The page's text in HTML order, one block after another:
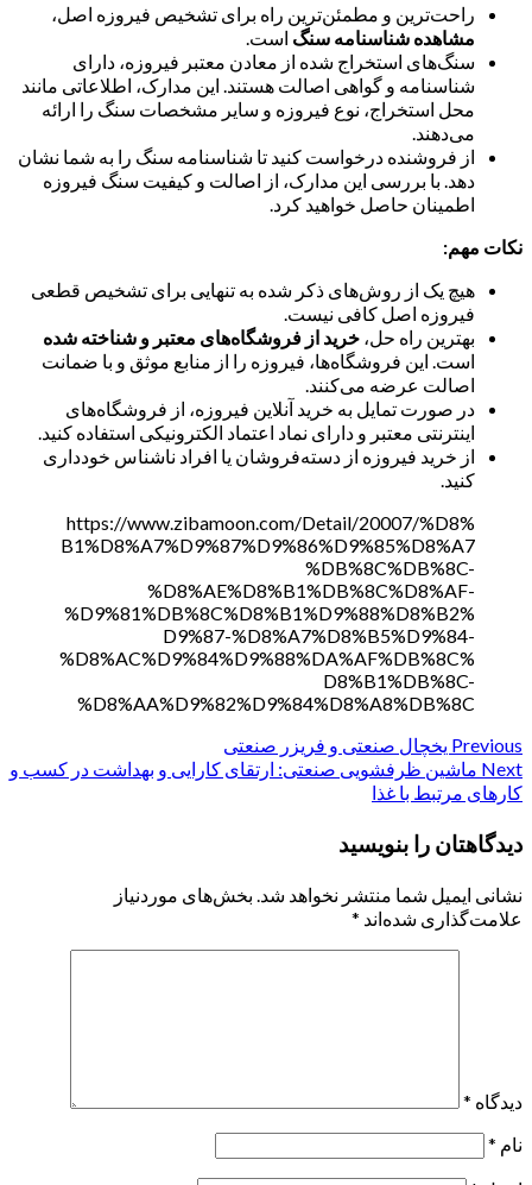
راحت‌ترین و مطمئن‌ترین راه برای تشخیص فیروزه اصل،
مشاهده شناسنامه سنگ است.
سنگ‌های استخراج شده از معادن معتبر فیروزه، دارای
شناسنامه و گواهی اصالت هستند. این مدارک، اطلاعاتی مانند
محل استخراج، نوع فیروزه و سایر مشخصات سنگ را ارائه
می‌دهند.
از فروشنده درخواست کنید تا شناسنامه سنگ را به شما نشان
دهد. با بررسی این مدارک، از اصالت و کیفیت سنگ فیروزه
اطمینان حاصل خواهید کرد.
نکات مهم:
هیچ یک از روش‌های ذکر شده به تنهایی برای تشخیص قطعی
فیروزه اصل کافی نیست.
بهترین راه حل، خرید از فروشگاه‌های معتبر و شناخته شده
است. این فروشگاه‌ها، فیروزه را از منابع موثق و با ضمانت
اصالت عرضه می‌کنند.
در صورت تمایل به خرید آنلاین فیروزه، از فروشگاه‌های
اینترنتی معتبر و دارای نماد اعتماد الکترونیکی استفاده کنید.
از خرید فیروزه از دسته‌فروشان یا افراد ناشناس خودداری
کنید.
https://www.zibamoon.com/Detail/20007/%D8%
B1%D8%A7%D9%87%D9%86%D9%85%D8%A7
%DB%8C%DB%8C-
%D8%AE%D8%B1%DB%8C%D8%AF-
%D9%81%DB%8C%D8%B1%D9%88%D8%B2%
D9%87-%D8%A7%D8%B5%D9%84-
%D8%AC%D9%84%D9%88%DA%AF%DB%8C%
D8%B1%DB%8C-
%D8%AA%D9%82%D9%84%D8%A8%DB%8C
Continue
Reading
Previous یخچال صنعتی و فریزر صنعتی
Next ماشین ظرفشویی صنعتی: ارتقای کارایی و بهداشت در کسب و
کارهای مرتبط با غذا
دیدگاهتان را بنویسید
نشانی ایمیل شما منتشر نخواهد شد. بخش‌های موردنیاز
علامت‌گذاری شده‌اند *
دیدگاه *
نام *